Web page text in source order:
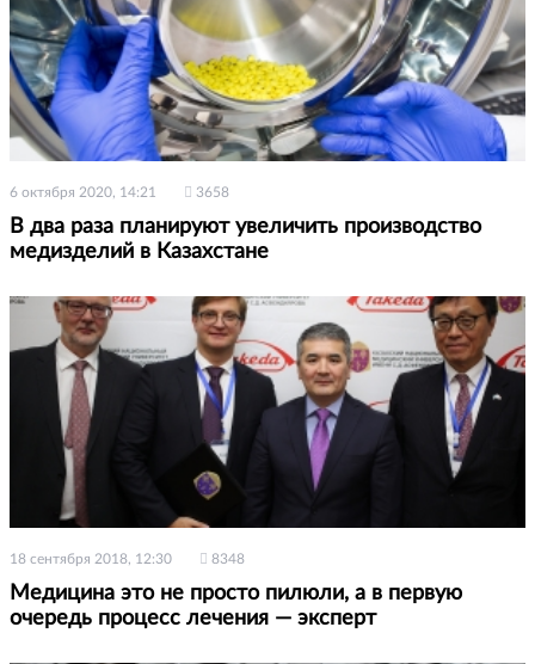
6 октября 2020, 14:21 3658
В два раза планируют увеличить производство
медизделий в Казахстане
18 сентября 2018, 12:30 8348
Медицина это не просто пилюли, а в первую
очередь процесс лечения — эксперт